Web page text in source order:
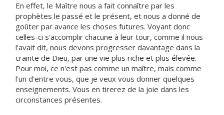
En effet, le Maître nous a fait connaître par les
prophètes le passé et le présent, et nous a donné de
goûter par avance les choses futures. Voyant donc
celles-ci s'accomplir chacune à leur tour, comme il nous
l'avait dit, nous devons progresser davantage dans la
crainte de Dieu, par une vie plus riche et plus élevée.
Pour moi, ce n'est pas comme un maître, mais comme
l'un d'entre vous, que je veux vous donner quelques
enseignements. Vous en tirerez de la joie dans les
circonstances présentes.